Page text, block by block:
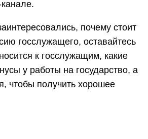
почему стоит
госслужащего, оставайтесь
к госслужащим, какие
у работы на государство, а
чтобы получить хорошее